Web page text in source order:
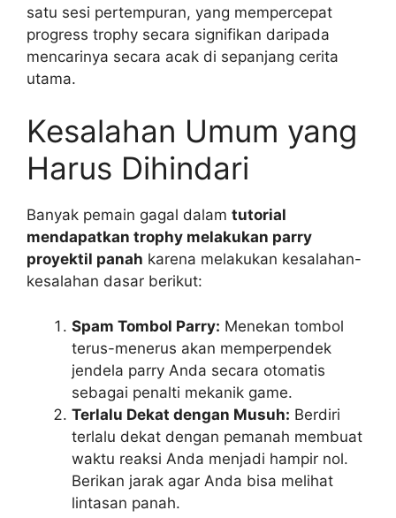
satu sesi pertempuran, yang mempercepat
progress trophy secara signifikan daripada
mencarinya secara acak di sepanjang cerita
utama.
Kesalahan Umum yang
Harus Dihindari
Banyak pemain gagal dalam tutorial
mendapatkan trophy melakukan parry
proyektil panah karena melakukan kesalahan-
kesalahan dasar berikut:
Spam Tombol Parry: Menekan tombol
terus-menerus akan memperpendek
jendela parry Anda secara otomatis
sebagai penalti mekanik game.
Terlalu Dekat dengan Musuh: Berdiri
terlalu dekat dengan pemanah membuat
waktu reaksi Anda menjadi hampir nol.
Berikan jarak agar Anda bisa melihat
lintasan panah.